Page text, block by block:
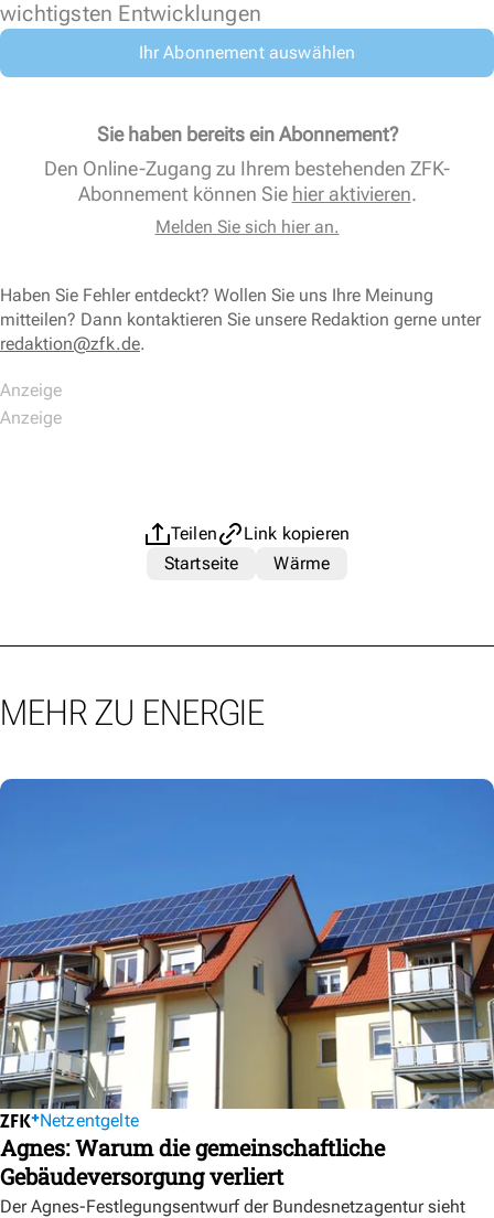
wichtigsten Entwicklungen
Ihr Abonnement auswählen
Sie haben bereits ein Abonnement?
Den Online-Zugang zu Ihrem bestehenden ZFK-
Abonnement können Sie hier aktivieren.
Melden Sie sich hier an.
Haben Sie Fehler entdeckt? Wollen Sie uns Ihre Meinung
mitteilen? Dann kontaktieren Sie unsere Redaktion gerne unter
redaktion@zfk.de.
Teilen
Link kopieren
Startseite
Wärme
MEHR ZU ENERGIE
Netzentgelte
Agnes: Warum die gemeinschaftliche
Gebäudeversorgung verliert
Der Agnes-Festlegungsentwurf der Bundesnetzagentur sieht